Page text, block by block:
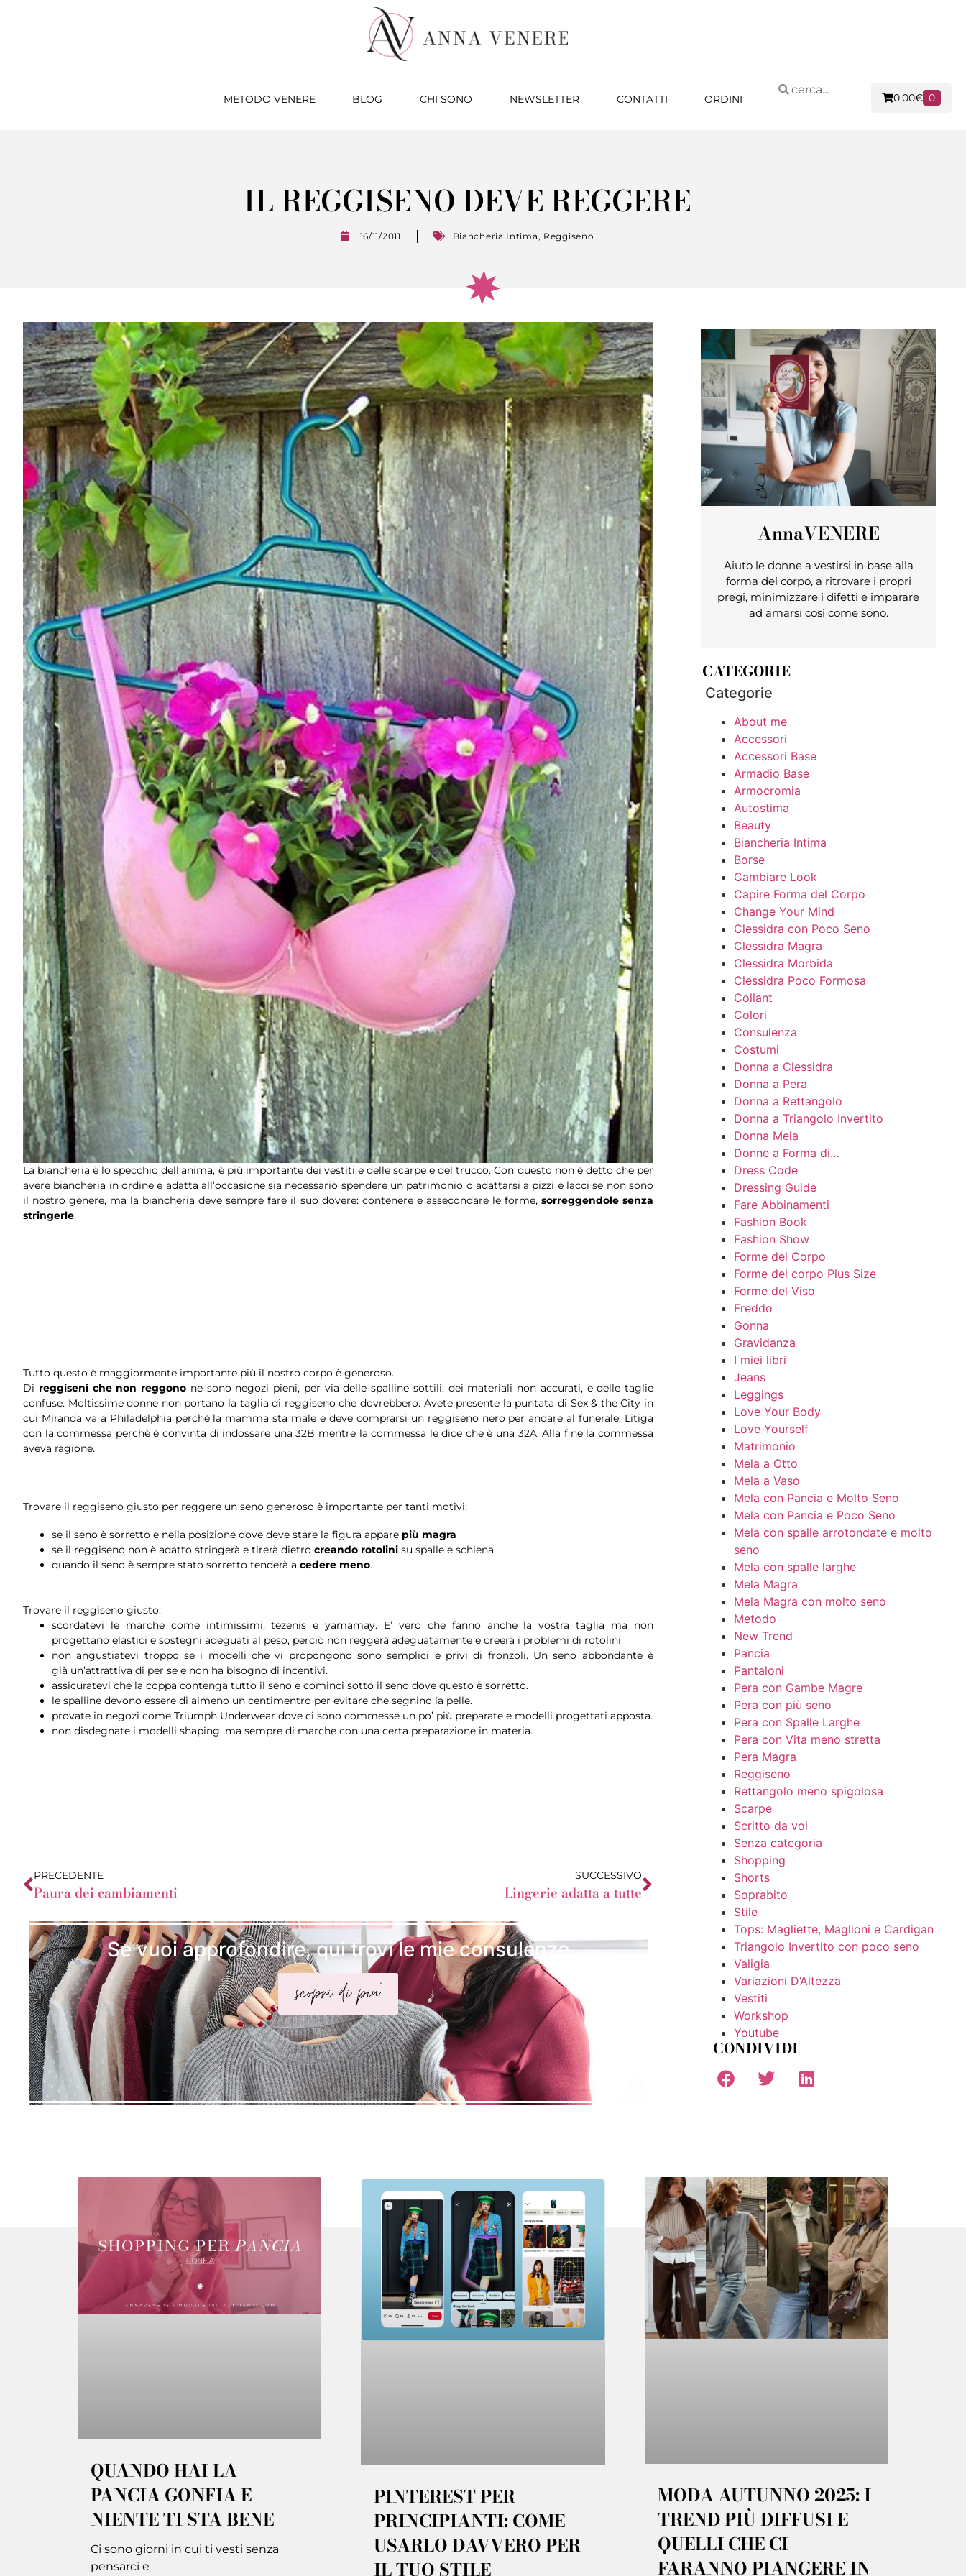
METODO VENERE BLOG CHI SONO NEWSLETTER CONTATTI ORDINI 0,00€ 0
IL REGGISENO DEVE REGGERE
16/11/2011 Biancheria Intima , Reggiseno
La biancheria è lo specchio dell’anima, è più importante dei vestiti e delle scarpe e del trucco. Con questo non è detto che per
avere biancheria in ordine e adatta all’occasione sia necessario spendere un patrimonio o adattarsi a pizzi e lacci se non sono
il nostro genere, ma la biancheria deve sempre fare il suo dovere: contenere e assecondare le forme, sorreggendole senza
stringerle.
Tutto questo è maggiormente importante più il nostro corpo è generoso.
Di reggiseni che non reggono ne sono negozi pieni, per via delle spalline sottili, dei materiali non accurati, e delle taglie
confuse. Moltissime donne non portano la taglia di reggiseno che dovrebbero. Avete presente la puntata di Sex & the City in
cui Miranda va a Philadelphia perchè la mamma sta male e deve comprarsi un reggiseno nero per andare al funerale. Litiga
con la commessa perchè è convinta di indossare una 32B mentre la commessa le dice che è una 32A. Alla fine la commessa
aveva ragione.
Trovare il reggiseno giusto per reggere un seno generoso è importante per tanti motivi:
se il seno è sorretto e nella posizione dove deve stare la figura appare più magra
se il reggiseno non è adatto stringerà e tirerà dietro creando rotolini su spalle e schiena
quando il seno è sempre stato sorretto tenderà a cedere meno.
Trovare il reggiseno giusto:
scordatevi le marche come intimissimi, tezenis e yamamay. E’ vero che fanno anche la vostra taglia ma non
progettano elastici e sostegni adeguati al peso, perciò non reggerà adeguatamente e creerà i problemi di rotolini
non angustiatevi troppo se i modelli che vi propongono sono semplici e privi di fronzoli. Un seno abbondante è
già un’attrattiva di per se e non ha bisogno di incentivi.
assicuratevi che la coppa contenga tutto il seno e cominci sotto il seno dove questo è sorretto.
le spalline devono essere di almeno un centimentro per evitare che segnino la pelle.
provate in negozi come Triumph Underwear dove ci sono commesse un po’ più preparate e modelli progettati apposta.
non disdegnate i modelli shaping, ma sempre di marche con una certa preparazione in materia.
PRECEDENTE
Paura dei cambiamenti
SUCCESSIVO
Lingerie adatta a tutte
Se vuoi approfondire, qui trovi le mie consulenze
scopri di piu'
AnnaVENERE
Aiuto le donne a vestirsi in base alla
forma del corpo, a ritrovare i propri
pregi, minimizzare i difetti e imparare
ad amarsi così come sono.
CATEGORIE
Categorie
About me
Accessori
Accessori Base
Armadio Base
Armocromia
Autostima
Beauty
Biancheria Intima
Borse
Cambiare Look
Capire Forma del Corpo
Change Your Mind
Clessidra con Poco Seno
Clessidra Magra
Clessidra Morbida
Clessidra Poco Formosa
Collant
Colori
Consulenza
Costumi
Donna a Clessidra
Donna a Pera
Donna a Rettangolo
Donna a Triangolo Invertito
Donna Mela
Donne a Forma di…
Dress Code
Dressing Guide
Fare Abbinamenti
Fashion Book
Fashion Show
Forme del Corpo
Forme del corpo Plus Size
Forme del Viso
Freddo
Gonna
Gravidanza
I miei libri
Jeans
Leggings
Love Your Body
Love Yourself
Matrimonio
Mela a Otto
Mela a Vaso
Mela con Pancia e Molto Seno
Mela con Pancia e Poco Seno
Mela con spalle arrotondate e molto
seno
Mela con spalle larghe
Mela Magra
Mela Magra con molto seno
Metodo
New Trend
Pancia
Pantaloni
Pera con Gambe Magre
Pera con più seno
Pera con Spalle Larghe
Pera con Vita meno stretta
Pera Magra
Reggiseno
Rettangolo meno spigolosa
Scarpe
Scritto da voi
Senza categoria
Shopping
Shorts
Soprabito
Stile
Tops: Magliette, Maglioni e Cardigan
Triangolo Invertito con poco seno
Valigia
Variazioni D’Altezza
Vestiti
Workshop
Youtube
CONDIVIDI
QUANDO HAI LA
PANCIA GONFIA E
NIENTE TI STA BENE
Ci sono giorni in cui ti vesti senza
pensarci e
PINTEREST PER
PRINCIPIANTI: COME
USARLO DAVVERO PER
IL TUO STILE
MODA AUTUNNO 2025: I
TREND PIÙ DIFFUSI E
QUELLI CHE CI
FARANNO PIANGERE IN